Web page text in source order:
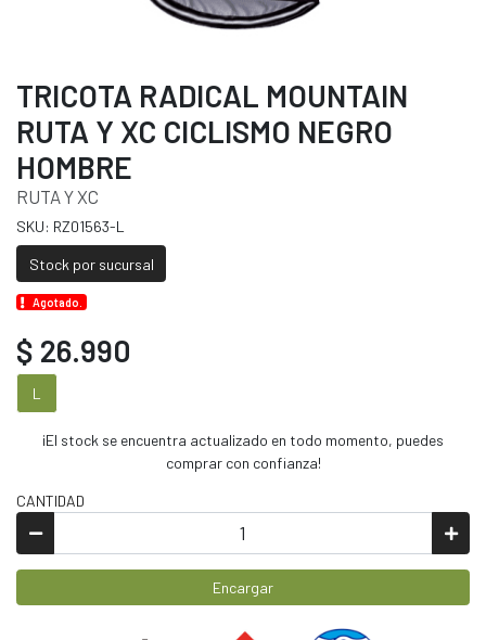
TRICOTA RADICAL MOUNTAIN
RUTA Y XC CICLISMO NEGRO
HOMBRE
RUTA Y XC
SKU: RZ01563-L
Stock por sucursal
Agotado.
$ 26.990
L
¡El stock se encuentra actualizado en todo momento, puedes
comprar con confianza!
CANTIDAD
Encargar